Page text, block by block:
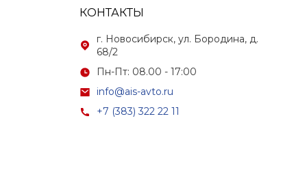
КОНТАКТЫ
г. Новосибирск, ул. Бородина, д.
68/2
Пн-Пт: 08.00 - 17:00
info@ais-avto.ru
+7 (383) 322 22 11